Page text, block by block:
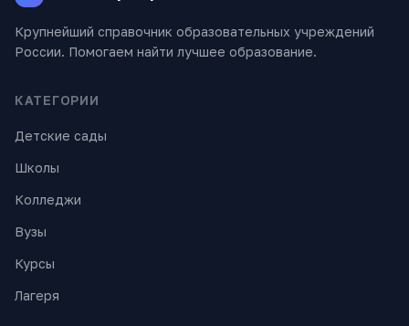
Крупнейший справочник образовательных учреждений
России. Помогаем найти лучшее образование.
КАТЕГОРИИ
Детские сады
Школы
Колледжи
Вузы
Курсы
Лагеря